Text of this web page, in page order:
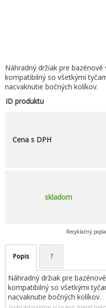
Náhradný držiak pre
kompatibilný so všetkými
nacvaknutie bočných kolíkov.
ID produktu
Cena s DPH
skladom
Recyklačný
Popis ?
Náhradný držiak pre
kompatibilný so všetkými
nacvaknutie bočných kolíkov.